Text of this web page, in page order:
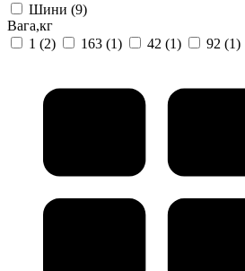
Шини (9)
Вага,кг
1 (2) 163 (1) 42 (1) 92 (1)